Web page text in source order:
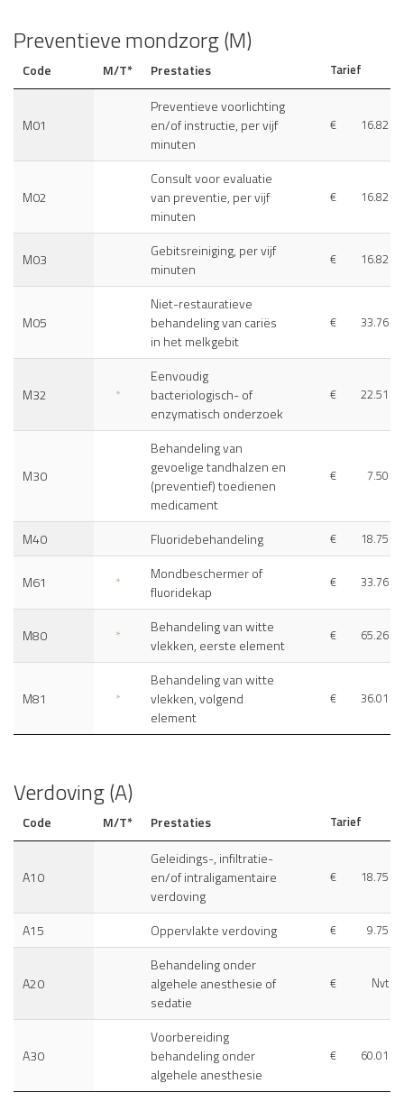
Preventieve mondzorg (M)
Code M/T* Prestaties Tarief
M01
Preventieve voorlichting
en/of instructie, per vijf
minuten
€ 16.82
M02
Consult voor evaluatie
van preventie, per vijf
minuten
€ 16.82
M03
Gebitsreiniging, per vijf
minuten
€ 16.82
M05
Niet-restauratieve
behandeling van cariës
in het melkgebit
€ 33.76
M32 *
Eenvoudig
bacteriologisch- of
enzymatisch onderzoek
€ 22.51
M30
Behandeling van
gevoelige tandhalzen en
(preventief) toedienen
medicament
€ 7.50
M40 Fluoridebehandeling € 18.75
M61 *
Mondbeschermer of
fluoridekap
€ 33.76
M80 *
Behandeling van witte
vlekken, eerste element
€ 65.26
M81 *
Behandeling van witte
vlekken, volgend
element
€ 36.01
Verdoving (A)
Code M/T* Prestaties Tarief
A10
Geleidings-, infiltratie-
en/of intraligamentaire
verdoving
€ 18.75
A15 Oppervlakte verdoving € 9.75
A20
Behandeling onder
algehele anesthesie of
sedatie
€ Nvt
A30
Voorbereiding
behandeling onder
algehele anesthesie
€ 60.01